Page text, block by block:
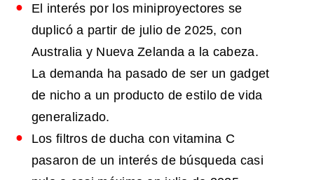
El interés por los miniproyectores se
duplicó a partir de julio de 2025, con
Australia y Nueva Zelanda a la cabeza.
La demanda ha pasado de ser un gadget
de nicho a un producto de estilo de vida
generalizado.
Los filtros de ducha con vitamina C
pasaron de un interés de búsqueda casi